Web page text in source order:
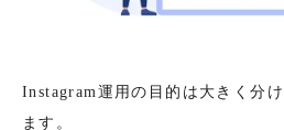
Instagram運用の目的は大きく分
ます。